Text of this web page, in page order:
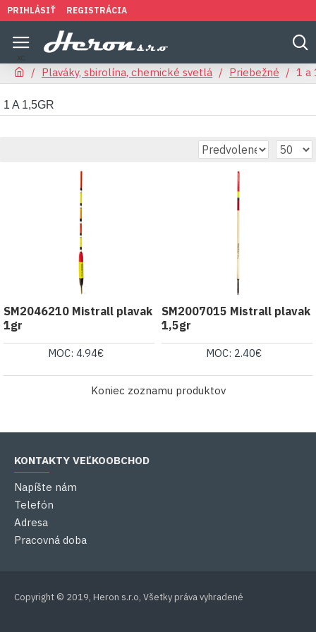
PRIHLÁSIŤ REGISTRÁCIA
Plaváky, sbirolína, chemické svetlá Priebežné 1 a
1 A 1,5GR
SM2046210 Mistrall plavak
1gr
MOC: 4.94€
SM2007015 Mistrall plavak
1,5gr
MOC: 2.40€
Koniec zoznamu produktov
KONTAKTY VEĽKOOBCHOD
Napíšte nám
Telefón
Adresa
Pracovná doba
Copyright © 2019, Heron s.r.o, Všetky práva vyhradené